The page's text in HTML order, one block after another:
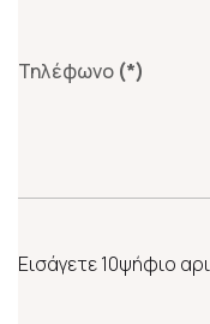
Τηλέφωνο (*)
Εισάγετε 10ψήφιο